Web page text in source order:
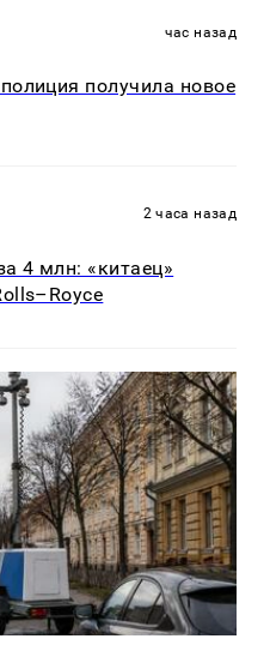
час назад
получила новое
2 часа назад
4 млн: «китаец»